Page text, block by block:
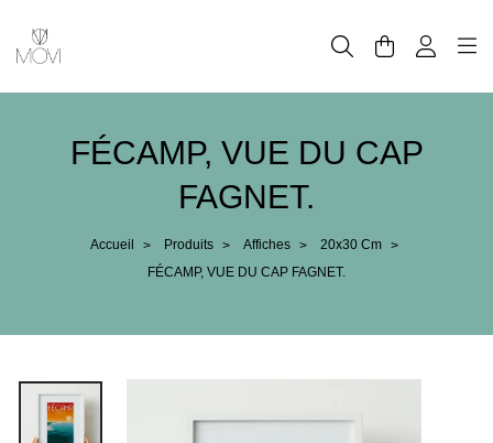
FÉCAMP, VUE DU CAP
FAGNET.
Accueil > Produits > Affiches > 20x30 Cm >
FÉCAMP, VUE DU CAP FAGNET.